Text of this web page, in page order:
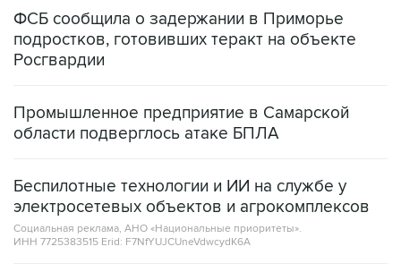
ФСБ сообщила о задержании в Приморье
подростков, готовивших теракт на объекте
Росгвардии
Промышленное предприятие в Самарской
области подверглось атаке БПЛА
Беспилотные технологии и ИИ на службе у
электросетевых объектов и агрокомплексов
Социальная реклама, АНО «Национальные приоритеты».
ИНН 7725383515 Erid: F7NfYUJCUneVdwcydK6A